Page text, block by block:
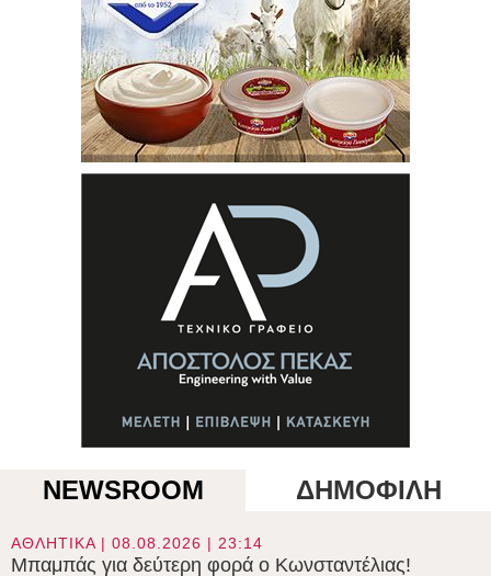
NEWSROOM ΔΗΜΟΦΙΛΗ
ΑΘΛΗΤΙΚΑ | 08.08.2026 | 23:14
Μπαμπάς για δεύτερη φορά ο Κωνσταντέλιας!